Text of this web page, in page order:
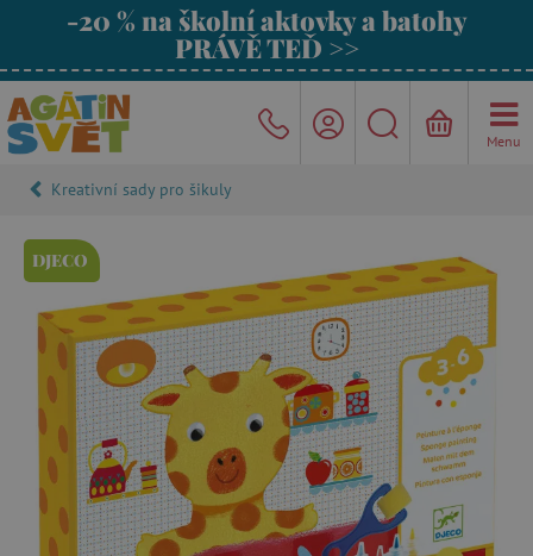
-20 % na školní aktovky a batohy
PRÁVĚ TEĎ >>
Menu
Kreativní sady pro šikuly
DJECO